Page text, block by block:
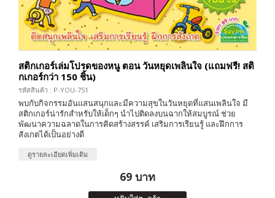
สติกเกอร์เล่มโปรดของหนู ตอน วันหยุดเพลินใจ (แถมฟรี! สติ
กเกอร์กว่า 150 ชิ้น)
รหัสสินค้า : P-YOU-751
พบกับกิจกรรมอันแสนสนุกและมีความสุขในวันหยุดที่แสนเพลินใจ มี
สติกเกอร์น่ารักสำหรับให้เด็กๆ นำไปติดลงบนฉากให้สมบูรณ์ ช่วย
พัฒนาความฉลาดในการคิดสร้างสรรค์ เสริมการเรียนรู้ และฝึกการ
สังเกตได้เป็นอย่างดี
ดูรายละเอียดเพิ่มเติม
69 บาท